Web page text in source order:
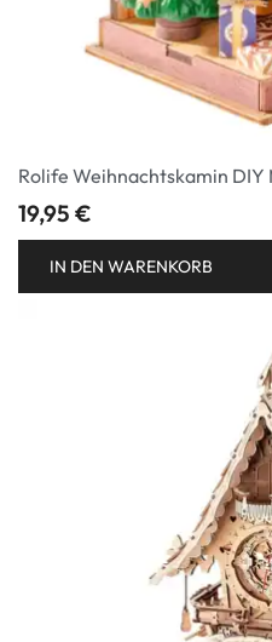
Rolife Weihnachtskamin DIY
19,95 €
IN DEN WARENKORB